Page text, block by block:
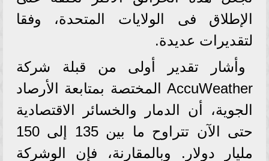
الإطلاق فى الولايات المتحدة، وفقا
لتقديرات عديدة.
وأشار تقدير أولى من قبلة شركة
AccuWeather المختصة بمتابعة الأرصاد
الجوية، أن الدمار والخسائر الاقتصادية
حتى الآن تتراوح ما بين 135 إلى 150
مليار دولار. وبالمقارنة، فإن الوشركة